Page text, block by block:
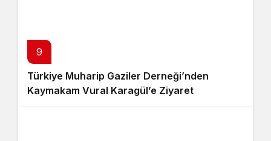
9
Türkiye Muharip Gaziler Derneği’nden
Kaymakam Vural Karagül’e Ziyaret